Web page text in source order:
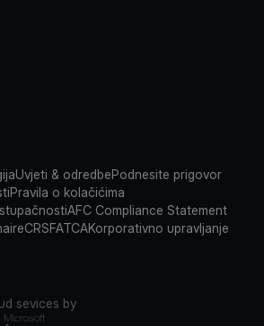
Uvjeti & odredbePodnesite prigovor
Pravila o kolačićima
AFC Compliance Statement
CRSFATCAKorporativno upravljanje
sevices by